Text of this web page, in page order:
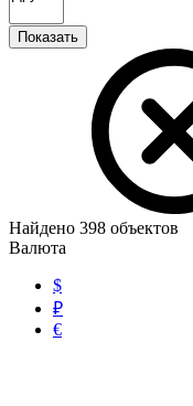
Показать
Найдено 398 объектов
Валюта
$
₽
€